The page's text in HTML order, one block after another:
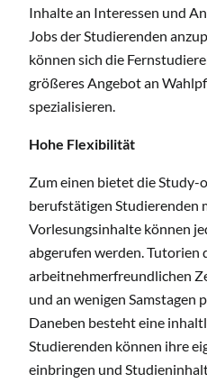
Inhalte an Interessen und
Jobs der Studierenden
können sich die
größeres Angebot an
spezialisieren.
Hohe Flexibilität
Zum einen bietet die
berufstätigen Studierenden
Vorlesungsinhalte können
abgerufen werden. Tutorien
arbeitnehmerfreundlichen
und an wenigen Samstagen
Daneben besteht eine
Studierenden können ihre
einbringen und